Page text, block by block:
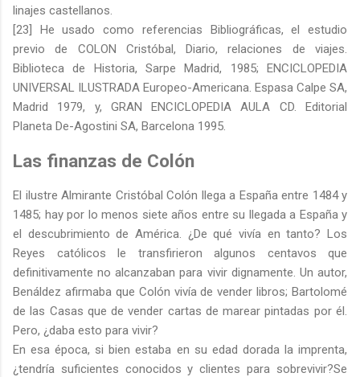
linajes castellanos.
[23] He usado como referencias Bibliográficas, el estudio
previo de COLON Cristóbal, Diario, relaciones de viajes.
Biblioteca de Historia, Sarpe Madrid, 1985; ENCICLOPEDIA
UNIVERSAL ILUSTRADA Europeo-Americana. Espasa Calpe SA,
Madrid 1979, y, GRAN ENCICLOPEDIA AULA CD. Editorial
Planeta De-Agostini SA, Barcelona 1995.
Las finanzas de Colón
El ilustre Almirante Cristóbal Colón llega a España entre 1484 y
1485; hay por lo menos siete años entre su llegada a España y
el descubrimiento de América. ¿De qué vivía en tanto? Los
Reyes católicos le transfirieron algunos centavos que
definitivamente no alcanzaban para vivir dignamente. Un autor,
Benáldez afirmaba que Colón vivía de vender libros; Bartolomé
de las Casas que de vender cartas de marear pintadas por él.
Pero, ¿daba esto para vivir?
En esa época, si bien estaba en su edad dorada la imprenta,
¿tendría suficientes conocidos y clientes para sobrevivir?Se